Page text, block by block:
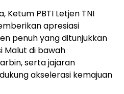
Ketum PBTI Letjen TNI
apresiasi
penuh yang ditunjukkan
Malut di bawah
serta jajaran
akselerasi kemajuan